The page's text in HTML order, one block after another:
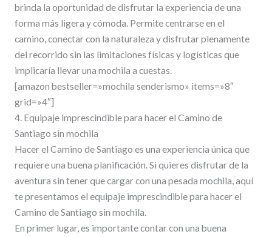
brinda la oportunidad de disfrutar la experiencia de una
forma más ligera y cómoda. Permite centrarse en el
camino, conectar con la naturaleza y disfrutar plenamente
del recorrido sin las limitaciones físicas y logísticas que
implicaría llevar una mochila a cuestas.
[amazon bestseller=»mochila senderismo» items=»8″
grid=»4″]
4. Equipaje imprescindible para hacer el Camino de
Santiago sin mochila
Hacer el Camino de Santiago es una experiencia única que
requiere una buena planificación. Si quieres disfrutar de la
aventura sin tener que cargar con una pesada mochila, aquí
te presentamos el equipaje imprescindible para hacer el
Camino de Santiago sin mochila.
En primer lugar, es importante contar con una buena